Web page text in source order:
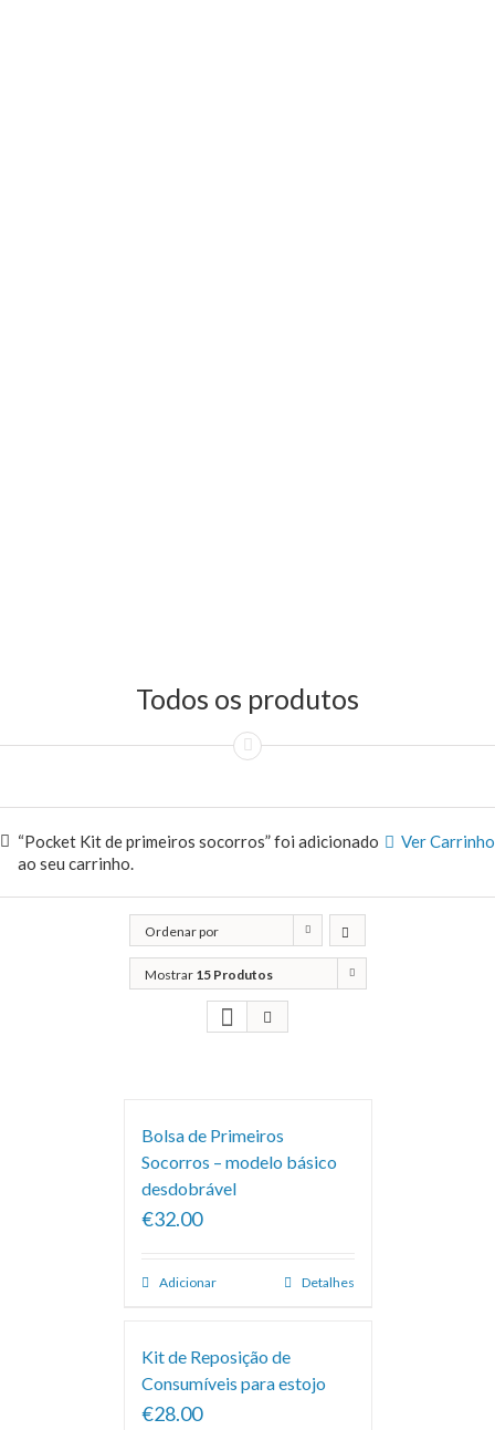
Todos os produtos
Ver Carrinho
“Pocket Kit de primeiros socorros” foi adicionado
ao seu carrinho.
Ordenar por
Popularidade
Mostrar 15 Produtos
Bolsa de Primeiros
Socorros – modelo básico
desdobrável
€32.00
Adicionar Detalhes
Kit de Reposição de
Consumíveis para estojo
€28.00